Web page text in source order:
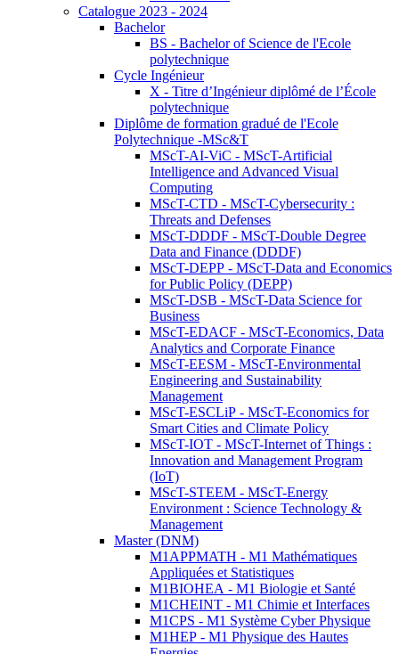
Catalogue 2023 - 2024
Bachelor
BS - Bachelor of Science de l'Ecole
polytechnique
Cycle Ingénieur
X - Titre d’Ingénieur diplômé de l’École
polytechnique
Diplôme de formation gradué de l'Ecole
Polytechnique -MSc&T
MScT-AI-ViC - MScT-Artificial
Intelligence and Advanced Visual
Computing
MScT-CTD - MScT-Cybersecurity :
Threats and Defenses
MScT-DDDF - MScT-Double Degree
Data and Finance (DDDF)
MScT-DEPP - MScT-Data and Economics
for Public Policy (DEPP)
MScT-DSB - MScT-Data Science for
Business
MScT-EDACF - MScT-Economics, Data
Analytics and Corporate Finance
MScT-EESM - MScT-Environmental
Engineering and Sustainability
Management
MScT-ESCLiP - MScT-Economics for
Smart Cities and Climate Policy
MScT-IOT - MScT-Internet of Things :
Innovation and Management Program
(IoT)
MScT-STEEM - MScT-Energy
Environment : Science Technology &
Management
Master (DNM)
M1APPMATH - M1 Mathématiques
Appliquées et Statistiques
M1BIOHEA - M1 Biologie et Santé
M1CHEINT - M1 Chimie et Interfaces
M1CPS - M1 Système Cyber Physique
M1HEP - M1 Physique des Hautes